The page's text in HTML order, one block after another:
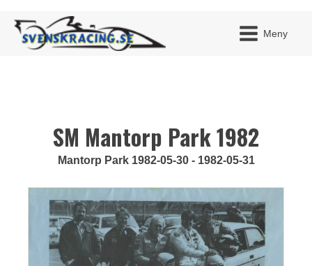
Meny
SM Mantorp Park 1982
Mantorp Park 1982-05-30 - 1982-05-31